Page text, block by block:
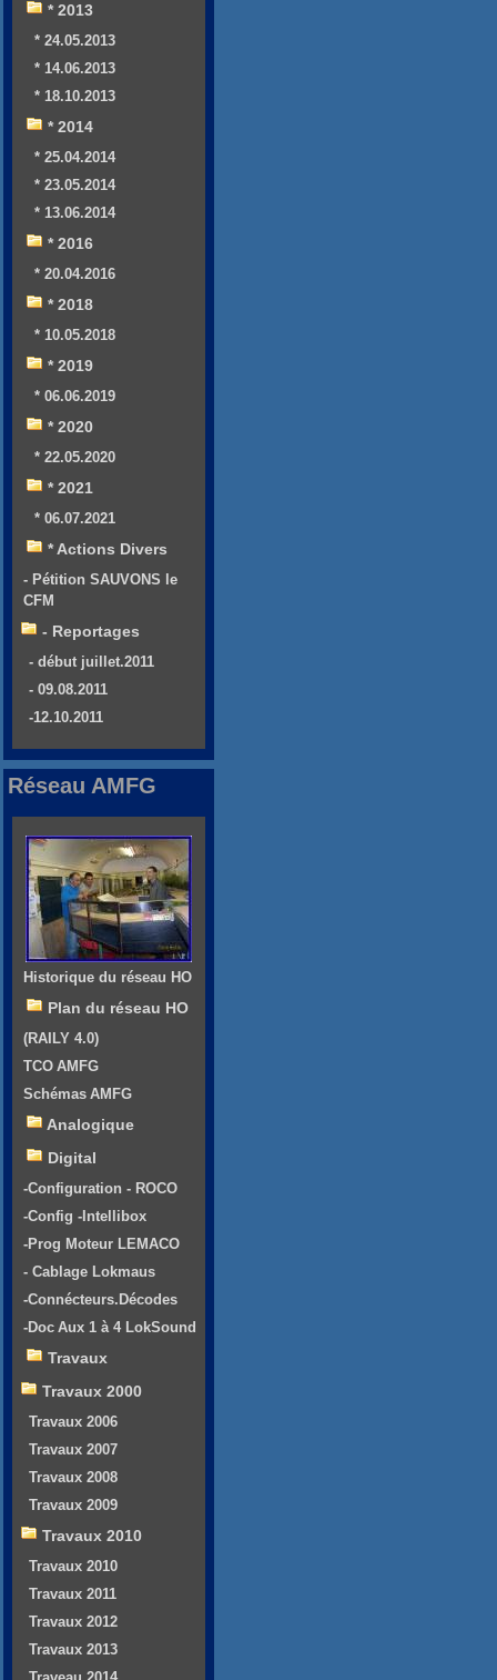
* 2013
* 24.05.2013
* 14.06.2013
* 18.10.2013
* 2014
* 25.04.2014
* 23.05.2014
* 13.06.2014
* 2016
* 20.04.2016
* 2018
* 10.05.2018
* 2019
* 06.06.2019
* 2020
* 22.05.2020
* 2021
* 06.07.2021
* Actions Divers
- Pétition SAUVONS le
CFM
- Reportages
- début juillet.2011
- 09.08.2011
-12.10.2011
Réseau AMFG
Historique du réseau HO
Plan du réseau HO
(RAILY 4.0)
TCO AMFG
Schémas AMFG
Analogique
Digital
-Configuration - ROCO
-Config -Intellibox
-Prog Moteur LEMACO
- Cablage Lokmaus
-Connécteurs.Décodes
-Doc Aux 1 à 4 LokSound
Travaux
Travaux 2000
Travaux 2006
Travaux 2007
Travaux 2008
Travaux 2009
Travaux 2010
Travaux 2010
Travaux 2011
Travaux 2012
Travaux 2013